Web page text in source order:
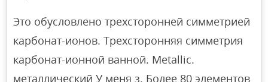
Это обусловлено трехсторонней симметрией
карбонат-ионов. Трехсторонняя симметрия
карбонат-ионной ванной. Metallic.
металлический У меня з. Более 80 элементов